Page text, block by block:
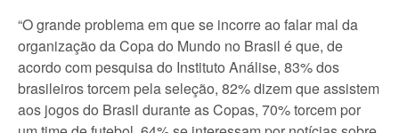
“O grande problema em que se incorre ao falar mal da
organização da Copa do Mundo no Brasil é que, de
acordo com pesquisa do Instituto Análise, 83% dos
brasileiros torcem pela seleção, 82% dizem que assistem
aos jogos do Brasil durante as Copas, 70% torcem por